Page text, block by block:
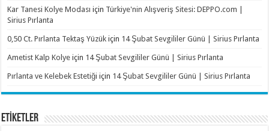
Kar Tanesi Kolye Modası için Türkiye'nin Alışveriş Sitesi: DEPPO.com |
Sirius Pırlanta
0,50 Ct. Pırlanta Tektaş Yüzük için 14 Şubat Sevgililer Günü | Sirius Pırlanta
Ametist Kalp Kolye için 14 Şubat Sevgililer Günü | Sirius Pırlanta
Pırlanta ve Kelebek Estetiği için 14 Şubat Sevgililer Günü | Sirius Pırlanta
ETİKETLER